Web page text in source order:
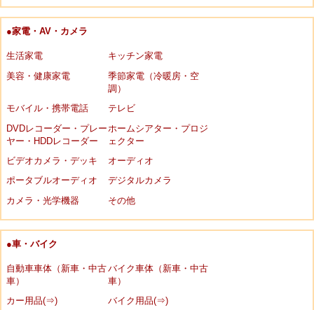
●家電・AV・カメラ
生活家電
キッチン家電
美容・健康家電
季節家電（冷暖房・空
調）
モバイル・携帯電話
テレビ
DVDレコーダー・プレー
ヤー・HDDレコーダー
ホームシアター・プロジ
ェクター
ビデオカメラ・デッキ
オーディオ
ポータブルオーディオ
デジタルカメラ
カメラ・光学機器
その他
●車・バイク
自動車車体（新車・中古
車）
バイク車体（新車・中古
車）
カー用品(⇒)
バイク用品(⇒)